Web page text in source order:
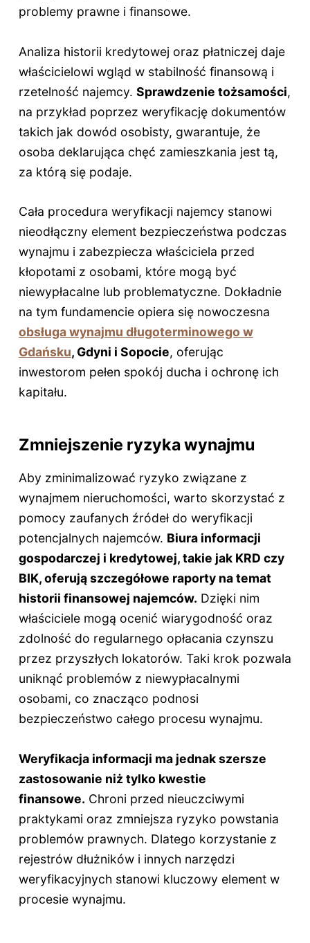
problemy prawne i finansowe.
Analiza historii kredytowej oraz płatniczej daje
właścicielowi wgląd w stabilność finansową i
rzetelność najemcy. Sprawdzenie tożsamości,
na przykład poprzez weryfikację dokumentów
takich jak dowód osobisty, gwarantuje, że
osoba deklarująca chęć zamieszkania jest tą,
za którą się podaje.
Cała procedura weryfikacji najemcy stanowi
nieodłączny element bezpieczeństwa podczas
wynajmu i zabezpiecza właściciela przed
kłopotami z osobami, które mogą być
niewypłacalne lub problematyczne. Dokładnie
na tym fundamencie opiera się nowoczesna
obsługa wynajmu długoterminowego w
Gdańsku, Gdyni i Sopocie, oferując
inwestorom pełen spokój ducha i ochronę ich
kapitału.
Zmniejszenie ryzyka wynajmu
Aby zminimalizować ryzyko związane z
wynajmem nieruchomości, warto skorzystać z
pomocy zaufanych źródeł do weryfikacji
potencjalnych najemców. Biura informacji
gospodarczej i kredytowej, takie jak KRD czy
BIK, oferują szczegółowe raporty na temat
historii finansowej najemców. Dzięki nim
właściciele mogą ocenić wiarygodność oraz
zdolność do regularnego opłacania czynszu
przez przyszłych lokatorów. Taki krok pozwala
uniknąć problemów z niewypłacalnymi
osobami, co znacząco podnosi
bezpieczeństwo całego procesu wynajmu.
Weryfikacja informacji ma jednak szersze
zastosowanie niż tylko kwestie
finansowe. Chroni przed nieuczciwymi
praktykami oraz zmniejsza ryzyko powstania
problemów prawnych. Dlatego korzystanie z
rejestrów dłużników i innych narzędzi
weryfikacyjnych stanowi kluczowy element w
procesie wynajmu.